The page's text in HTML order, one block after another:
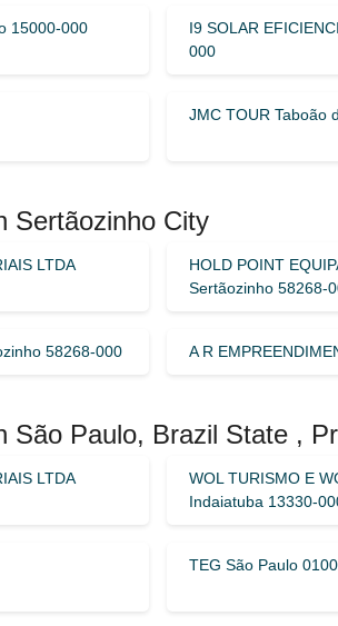
15000-000
I9 SOLAR
000
JMC TOUR Taboão
Sertãozinho City
LTDA
HOLD POINT
Sertãozinho 58268-
58268-000 A R
São Paulo, Brazil State ,
LTDA
WOL TURISMO E
Indaiatuba 13330-
TEG São Paulo